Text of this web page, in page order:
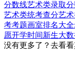
分数线艺术类录取
艺术类统考查分艺
考考题画室排名大全
愿开学时间新生大
没有更多了？去看看